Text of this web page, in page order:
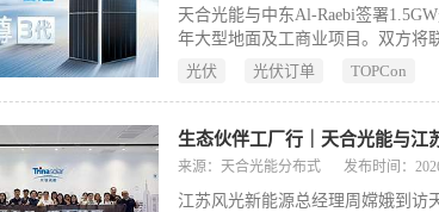
天合光能与中东Al-Raebi签署
年大型地面及工商业项目。双方将
760W，i-TOPCon Ultra技术），
光伏 光伏订单 TOPCon
生态伙伴工厂行｜天合光能与江
来源：天合光能分布式 发布时间：
江苏风光新能源总经理周嫦娥到访